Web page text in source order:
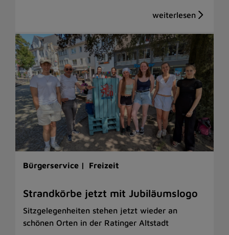
Bürgerservice | Freizeit
Strandkörbe jetzt mit Jubiläumslogo
Sitzgelegenheiten stehen jetzt wieder an
schönen Orten in der Ratinger Altstadt